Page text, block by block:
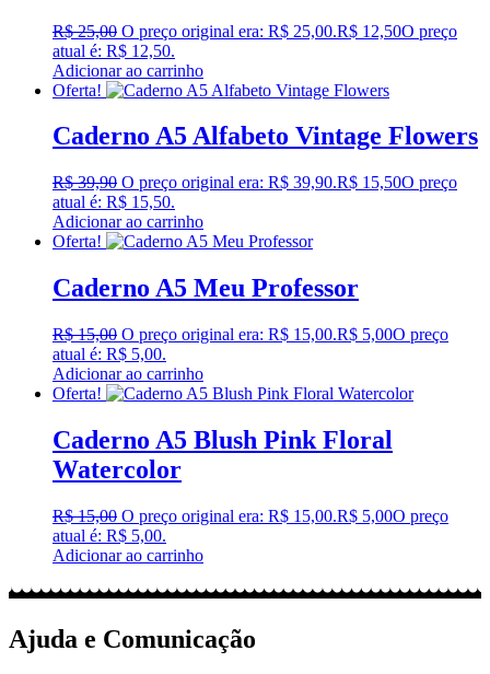
R$25,00 O preço original era: R$ 25,00.R$ 12,50O preço
atual é: R$ 12,50.
Adicionar ao carrinho
Oferta!
Caderno A5 Alfabeto Vintage Flowers
R$39,90 O preço original era: R$ 39,90.R$ 15,50O preço
atual é: R$ 15,50.
Adicionar ao carrinho
Oferta!
Caderno A5 Meu Professor
R$15,00 O preço original era: R$ 15,00.R$ 5,00O preço
atual é: R$ 5,00.
Adicionar ao carrinho
Oferta!
Caderno A5 Blush Pink Floral
Watercolor
R$15,00 O preço original era: R$ 15,00.R$ 5,00O preço
atual é: R$ 5,00.
Adicionar ao carrinho
Ajuda e Comunicação